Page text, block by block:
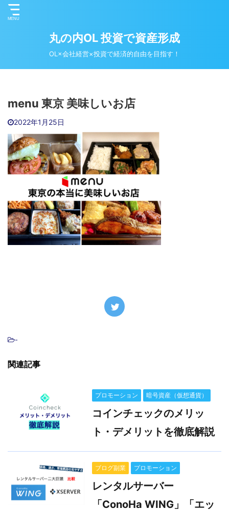
丸の内OL 投資で資産形成
OL×会社経営×投資で経済的自由を目指す！
menu 東京 美味しいお店
2022年1月25日
-
関連記事
プロモーション 暗号資産（仮想通貨）
コインチェックのメリッ
ト・デメリットを徹底解説
ブログ副業 プロモーション
レンタルサーバー
「ConoHa WING」「エッ